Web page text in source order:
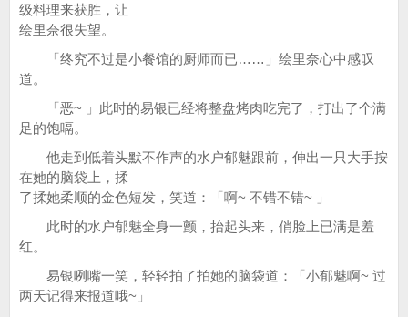
级料理来获胜，让
绘里奈很失望。
「终究不过是小餐馆的厨师而已……」绘里奈心中感叹
道。
「恶~ 」此时的易银已经将整盘烤肉吃完了，打出了个满
足的饱嗝。
他走到低着头默不作声的水户郁魅跟前，伸出一只大手按
在她的脑袋上，揉
了揉她柔顺的金色短发，笑道：「啊~ 不错不错~ 」
此时的水户郁魅全身一颤，抬起头来，俏脸上已满是羞
红。
易银咧嘴一笑，轻轻拍了拍她的脑袋道：「小郁魅啊~ 过
两天记得来报道哦~」